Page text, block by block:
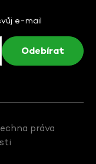
e-mail
práva